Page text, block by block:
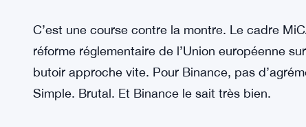
C’est une course contre la montre. Le cadre
réforme réglementaire de l’Union européenne
butoir approche vite. Pour Binance, pas
Simple. Brutal. Et Binance le sait très bien.